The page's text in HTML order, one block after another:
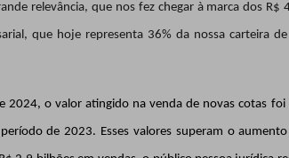
relevância, que nos fez chegar à marca dos R$
que hoje representa 36% da nossa carteira de
2024, o valor atingido na venda de novas cotas
de 2023. Esses valores superam o